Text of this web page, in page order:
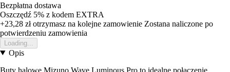
Bezpłatna dostawa
Oszczędź 5% z kodem EXTRA
+23,28 złotrzymasz na kolejne zamowienie Zostana naliczone po
potwierdzeniu zamowienia
Loading...
Opis
Buty halowe Mizuno Wave Luminous Pro to idealne połączenie